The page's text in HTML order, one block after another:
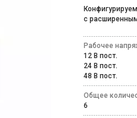
с
Рабочее
12 В пост.
24 В пост.
48 В пост.
Общее
6